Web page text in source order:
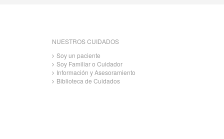
NUESTROS CUIDADOS
Soy un paciente
Soy Familiar o Cuidador
Información y Asesoramiento
Biblioteca de Cuidados